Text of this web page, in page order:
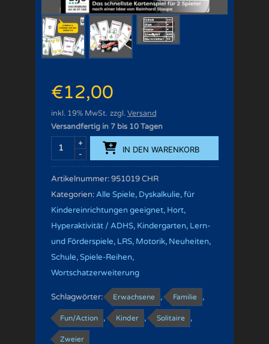
€12,00
inkl. 19% MwSt. zzgl.Versand
Versandfertig in 7 bis 10 Tagen
IN DEN WARENKORB
Artikelnummer:951019 CHR
Kategorien:Alle Spiele, Dyskalkulie,für
Kindereinrichtungen geeignet, Hort,
Hyperaktivität / ADHS, Kindergarten, Lern-
und Förderspiele, LRS, Motorik, Neuheiten,
Schule,Spiele-Reihen,
Wortschatzerweiterung
Schlagwörter: Erwachsene , Familie ,
Fun/Action , Kinder , Solitaire ,
Zweier